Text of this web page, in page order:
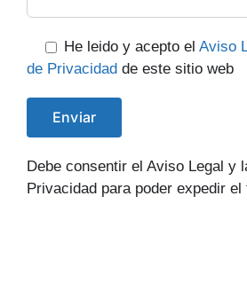
He leido y acepto el Aviso
de Privacidad de este sitio web
Debe consentir el Aviso Legal y
Privacidad para poder expedir el